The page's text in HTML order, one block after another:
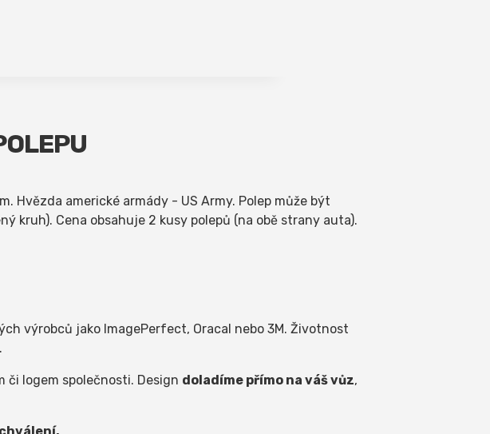
Hvězda americké armády - US Army. Polep může být
kruh). Cena obsahuje 2 kusy polepů (na obě strany auta).
výrobců jako ImagePerfect, Oracal nebo 3M. Životnost
či logem společnosti. Design doladíme přímo na váš vůz,